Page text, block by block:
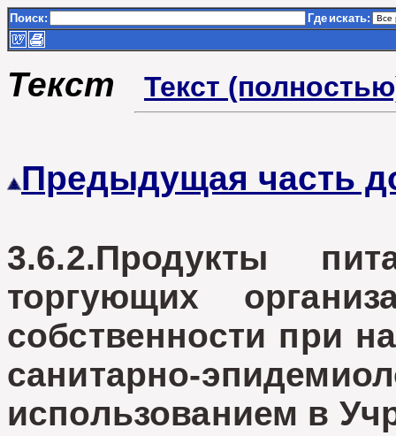
Поиск: Где искать:
Текст Текст
Предыдущая часть
3.6.2.Продукты
торгующих
собственности при
санитарно-
использованием в